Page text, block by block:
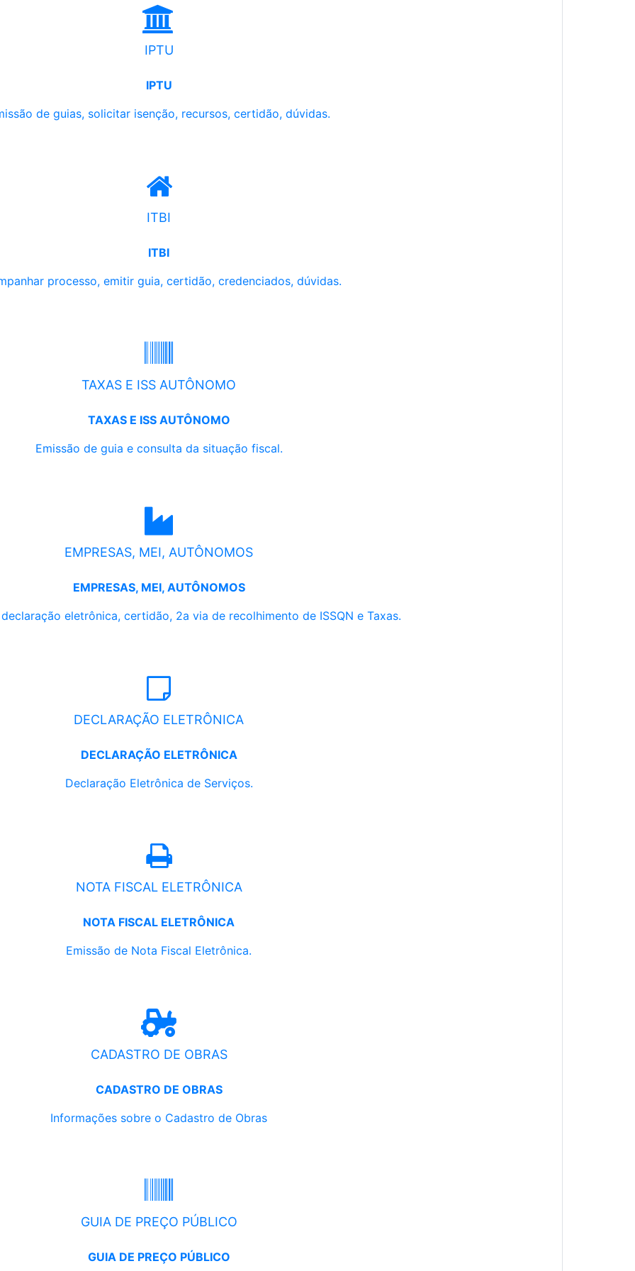
IPTU
IPTU
de guias, solicitar isenção, recursos, certidão, dúvidas.
ITBI
ITBI
processo, emitir guia, certidão, credenciados, dúvidas.
TAXAS E ISS AUTÔNOMO
TAXAS E ISS AUTÔNOMO
Emissão de guia e consulta da situação fiscal.
EMPRESAS, MEI, AUTÔNOMOS
EMPRESAS, MEI, AUTÔNOMOS
eletrônica, certidão, 2a via de recolhimento de ISSQN e Taxas.
DECLARAÇÃO ELETRÔNICA
DECLARAÇÃO ELETRÔNICA
Declaração Eletrônica de Serviços.
NOTA FISCAL ELETRÔNICA
NOTA FISCAL ELETRÔNICA
Emissão de Nota Fiscal Eletrônica.
CADASTRO DE OBRAS
CADASTRO DE OBRAS
Informações sobre o Cadastro de Obras
GUIA DE PREÇO PÚBLICO
GUIA DE PREÇO PÚBLICO